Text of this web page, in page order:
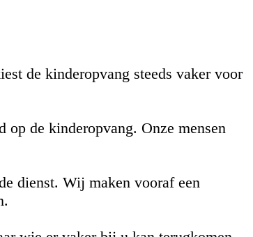
de kinderopvang steeds vaker voor
de kinderopvang. Onze mensen
dienst. Wij maken vooraf een